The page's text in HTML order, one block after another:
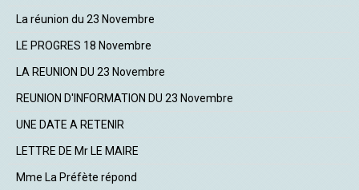
La réunion du 23 Novembre
LE PROGRES 18 Novembre
LA REUNION DU 23 Novembre
REUNION D'INFORMATION DU 23 Novembre
UNE DATE A RETENIR
LETTRE DE Mr LE MAIRE
Mme La Préfète répond